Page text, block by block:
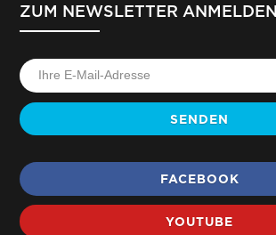
ZUM NEWSLETTER ANMELDEN
SENDEN
FACEBOOK
YOUTUBE